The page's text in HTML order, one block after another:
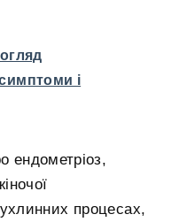
і
ендометріоз,
процесах,